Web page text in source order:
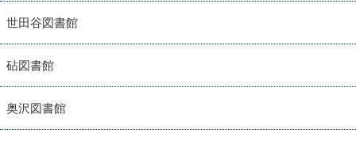
世田谷図書館
砧図書館
奥沢図書館